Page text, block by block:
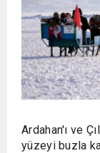
Ardahan'ı ve
yüzeyi buzla